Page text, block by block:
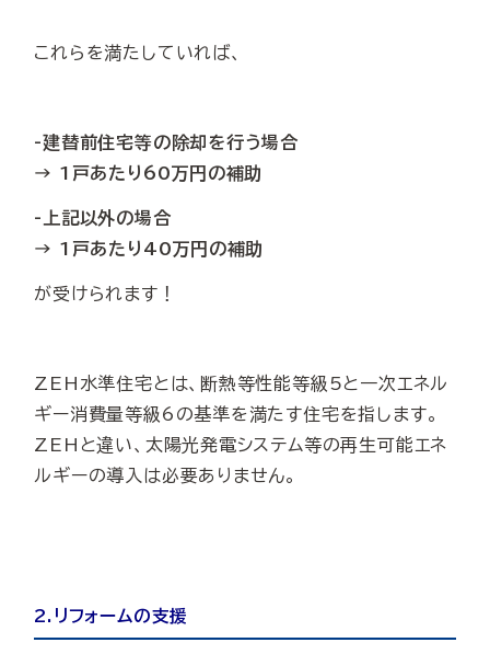
これらを満たしていれば、
-建替前住宅等の除却を行う場合
→ 1戸あたり60万円の補助
-上記以外の場合
→ 1戸あたり40万円の補助
が受けられます！
ZEH水準住宅とは、断熱等性能等級5と一次エネル
ギー消費量等級6の基準を満たす住宅を指します。
ZEHと違い、太陽光発電システム等の再生可能エネ
ルギーの導入は必要ありません。
2.リフォームの支援